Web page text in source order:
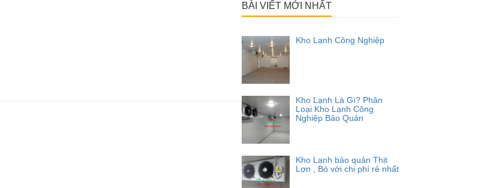
BÀI VIẾT MỚI NHẤT
Kho Lạnh Công Nghiệp
Kho Lạnh Là Gì? Phân
Loại Kho Lạnh Công
Nghiệp Bảo Quản
Kho Lạnh bảo quản Thịt
Lợn , Bò với chi phí rẻ nhất